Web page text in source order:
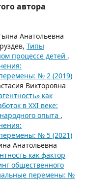
автора
Анатольевна
Типы
процессе детей ,
№ 2 (2019)
Викторовна
как
в XXI веке:
опыта ,
№ 5 (2021)
Анатольевна
как фактор
общественного
перемены: №